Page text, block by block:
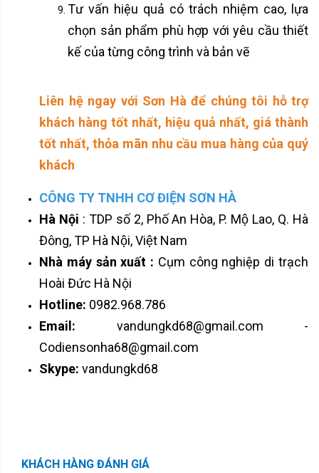
Tư vấn hiệu quả có trách nhiệm cao, lựa
chọn sản phẩm phù hợp với yêu cầu thiết
kế của từng công trình và bản vẽ
Liên hệ ngay với Sơn Hà để chúng tôi hỗ trợ
khách hàng tốt nhất, hiệu quả nhất, giá thành
tốt nhất, thỏa mãn nhu cầu mua hàng của quý
khách
CÔNG TY TNHH CƠ ĐIỆN SƠN HÀ
Hà Nội : TDP số 2, Phố An Hòa, P. Mộ Lao, Q. Hà
Đông, TP Hà Nội, Việt Nam
Nhà máy sản xuất : Cụm công nghiệp di trạch
Hoài Đức Hà Nội
Hotline: 0982.968.786
Email: vandungkd68@gmail.com -
Codiensonha68@gmail.com
Skype: vandungkd68
KHÁCH HÀNG ĐÁNH GIÁ